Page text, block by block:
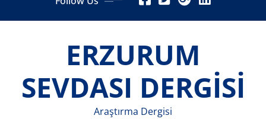
ERZURUM
SEVDASI DERGİSİ
Araştırma Dergisi